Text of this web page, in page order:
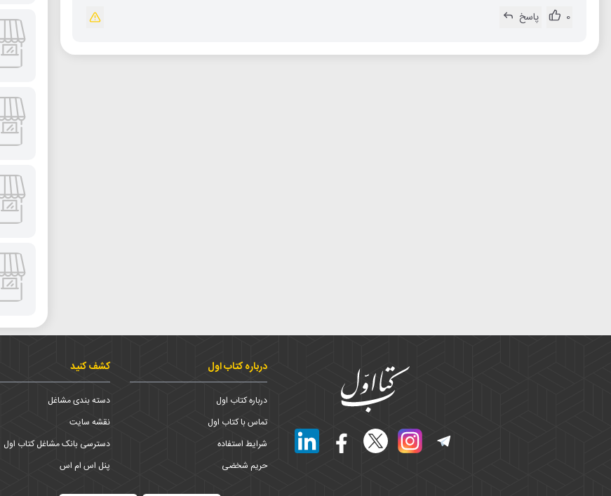
0
پاسخ
درباره کتاب اول
درباره کتاب اول
تماس با کتاب اول
شرایط استفاده
حریم شخضی
کشف کنید
دسته بندی مشاغل
نقشه سایت
دسترسی بانک مشاغل کتاب اول
پنل اس ام اس